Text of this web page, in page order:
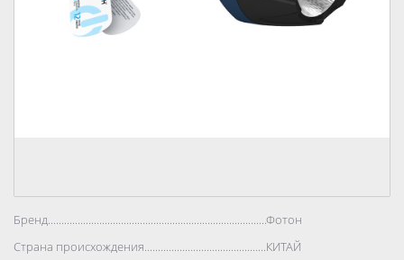
Бренд..................................................................................Фотон
Страна происхождения..................................................................................
КИТАЙ